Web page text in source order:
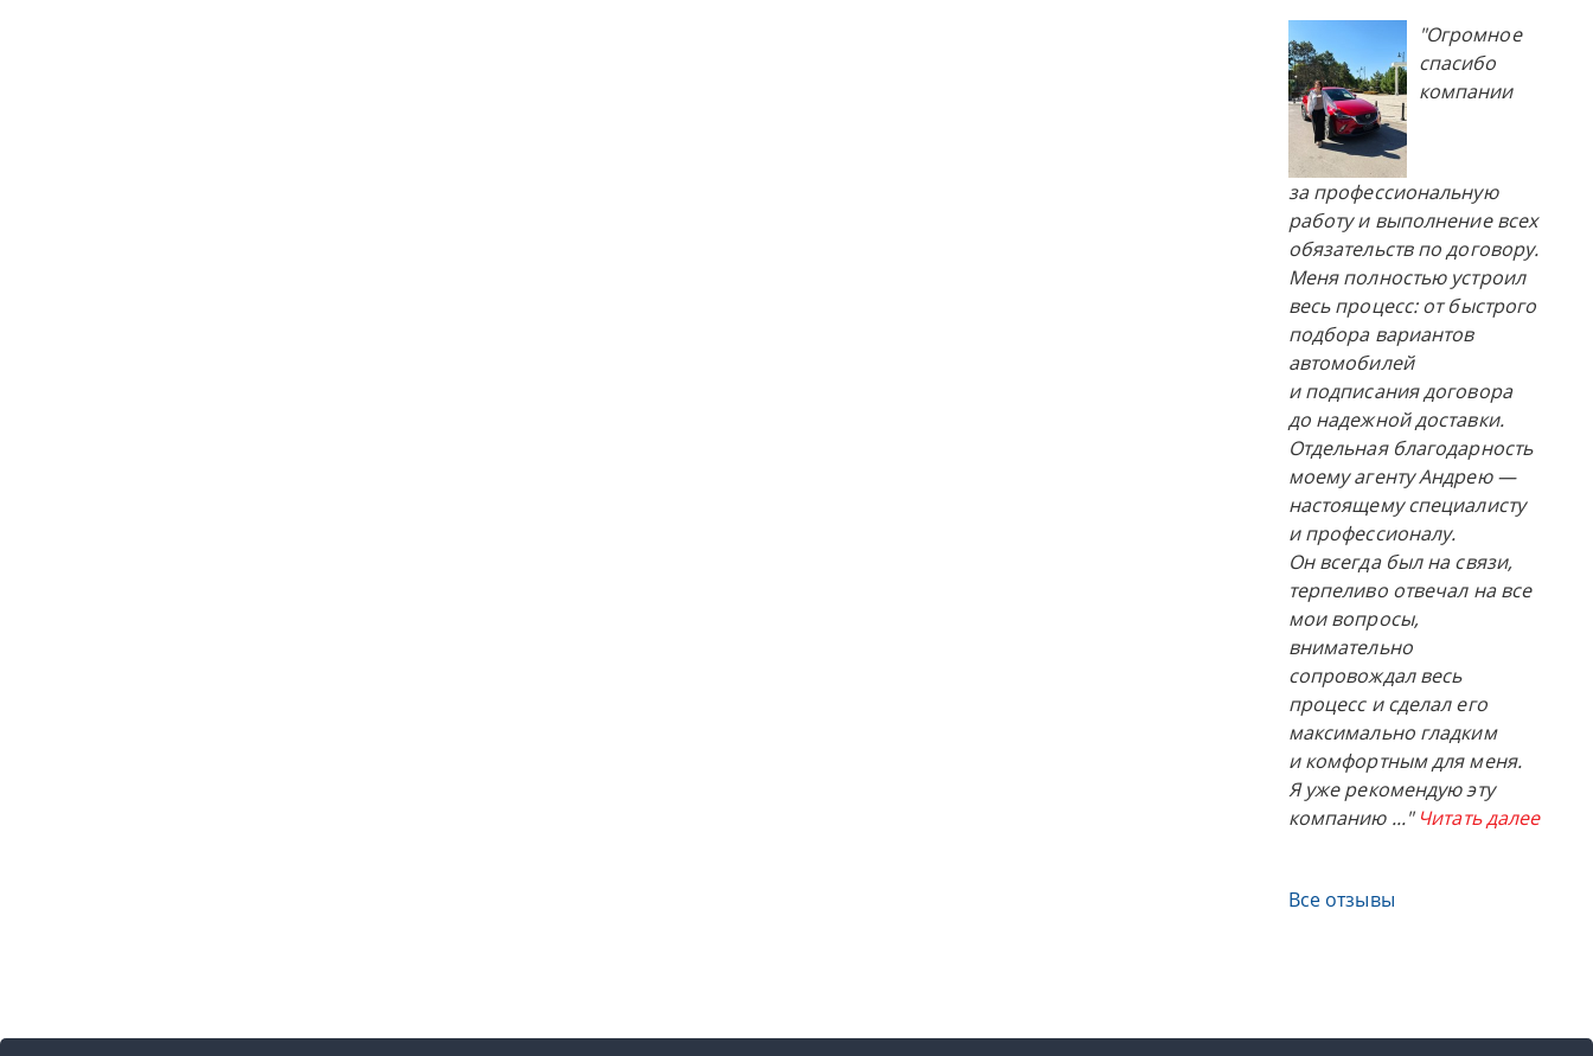
"Огромное
спасибо
компании
за профессиональную
работу и выполнение всех
обязательств по договору.
Меня полностью устроил
весь процесс: от быстрого
подбора вариантов
автомобилей
и подписания договора
до надежной доставки.
Отдельная благодарность
моему агенту Андрею —
настоящему специалисту
и профессионалу.
Он всегда был на связи,
терпеливо отвечал на все
мои вопросы,
внимательно
сопровождал весь
процесс и сделал его
максимально гладким
и комфортным для меня.
Я уже рекомендую эту
компанию ..." Читать далее
Все отзывы